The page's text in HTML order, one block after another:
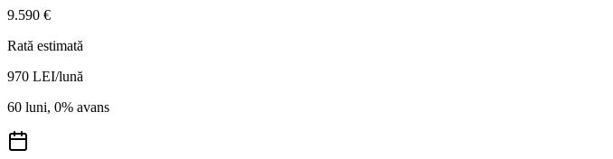
9.590 €
Rată estimată
970 LEI/lună
60 luni, 0% avans